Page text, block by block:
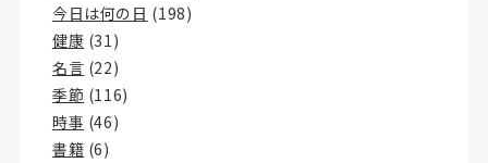
今日は何の日 (198)
健康 (31)
名言 (22)
季節 (116)
時事 (46)
書籍 (6)